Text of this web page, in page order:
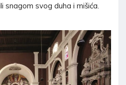
snagom svog duha i mišića.